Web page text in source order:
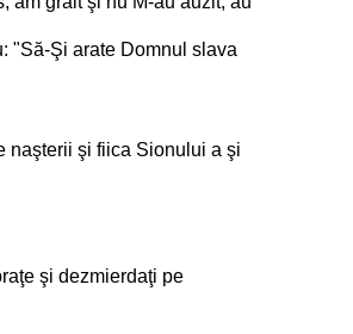
"Să-Şi arate Domnul slava
naşterii şi fiica Sionului a şi
şi dezmierdaţi pe